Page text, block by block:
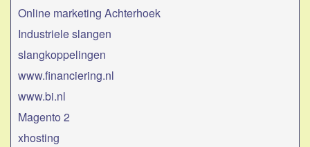
Online marketing Achterhoek
Industriele slangen
slangkoppelingen
www.financiering.nl
www.bi.nl
Magento 2
xhosting